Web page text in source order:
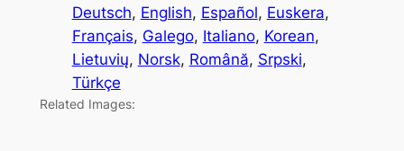
Deutsch, English, Español, Euskera
Français, Galego, Italiano, Korean
Lietuvių, Norsk, Română, Srpski
Türkçe
Related Images: